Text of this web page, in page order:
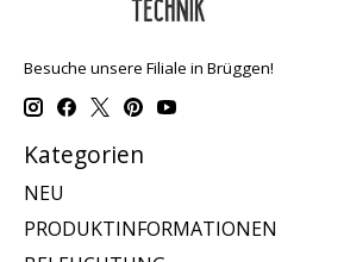
Besuche unsere Filiale in Brüggen!
Kategorien
NEU
PRODUKTINFORMATIONEN